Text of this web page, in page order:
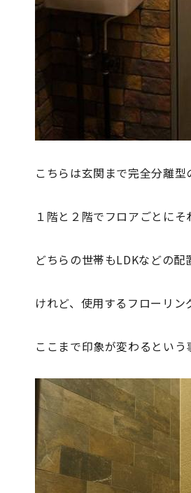
こちらは玄関まで完全分離型
１階と２階でフロアごとに
どちらの世帯もLDKなどの配
けれど、使用するフローリ
ここまで印象が変わるという